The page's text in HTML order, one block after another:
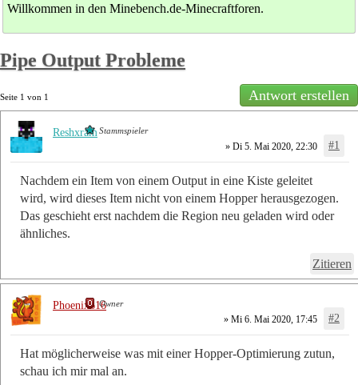
Willkommen in den Minebench.de-Minecraftforen.
Pipe Output Probleme
Seite 1 von 1 Antwort erstellen
» Di 5. Mai 2020, 22:30 #1
Nachdem ein Item von einem Output in eine Kiste geleitet
wird, wird dieses Item nicht von einem Hopper herausgezogen.
Das geschieht erst nachdem die Region neu geladen wird oder
ähnliches.
Zitieren
Reshxram Stammspieler
» Mi 6. Mai 2020, 17:45 #2
Hat möglicherweise was mit einer Hopper-Optimierung zutun,
schau ich mir mal an.
Phoenix616Owner